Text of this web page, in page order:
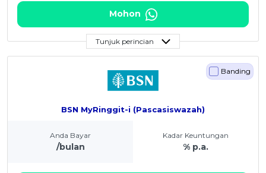
Mohon
Tunjuk perincian
BSN MyRinggit-i (Pascasiswazah)
Banding
Anda Bayar
/bulan
Kadar Keuntungan
% p.a.